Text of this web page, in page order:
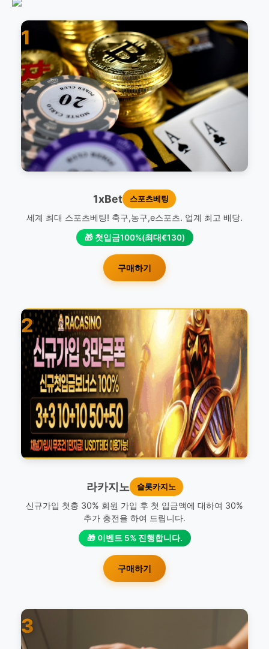
1
1xBet 스포츠베팅
세계 최대 스포츠베팅! 축구,농구,e스포츠. 업계 최고 배당.
🎁 첫입금100%(최대€130)
구매하기
2
라카지노 슬롯카지노
신규가입 첫충 30% 회원 가입 후 첫 입금액에 대하여 30%
추가 충전을 하여 드립니다.
🎁 이벤트 5% 진행합니다.
구매하기
3